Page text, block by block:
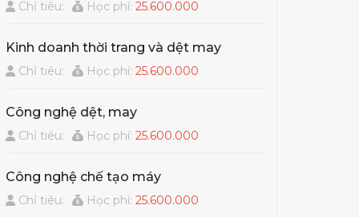
Chỉ tiêu: Học phí:25.600.000
Kinh doanh thời trang và dệt may
Chỉ tiêu: Học phí:25.600.000
Công nghệ dệt, may
Chỉ tiêu: Học phí:25.600.000
Công nghệ chế tạo máy
Chỉ tiêu: Học phí:25.600.000